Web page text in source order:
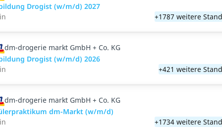
Drogist (w/m/d) 2027
+1787 weitere
dm-drogerie markt GmbH + Co. KG
Drogist (w/m/d) 2026
+421 weitere
dm-drogerie markt GmbH + Co. KG
dm-Markt (w/m/d)
+1734 weitere